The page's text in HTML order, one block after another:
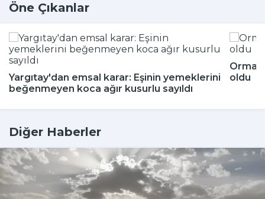
Öne Çıkanlar
Yargıtay'dan emsal karar: Eşinin yemeklerini
beğenmeyen koca ağır kusurlu sayıldı
oldu
Diğer Haberler